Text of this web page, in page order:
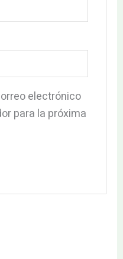
electrónico
para la próxima